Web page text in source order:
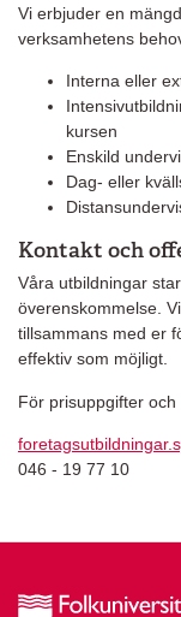
Vi erbjuder en
verksamhetens
Interna eller
kursen
Enskild
Dag- eller
Kontakt och
Våra utbildningar
överenskommelse.
tillsammans med er
effektiv som möjligt.
För prisuppgifter
046 - 19 77 10